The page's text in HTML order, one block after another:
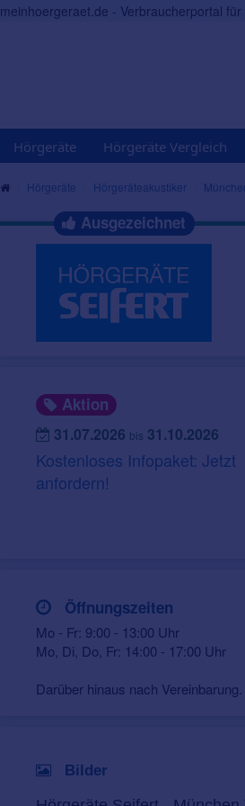
meinhoergeraet.de - Verbraucherportal
Hörgeräte Hörgeräte Vergleich
Hörgeräte Hörgeräteakustiker
Ausgezeichnet
Aktion
31.07.2026 bis 31.10.2026
Kostenloses Infopaket: Jetzt
anfordern!
Öffnungszeiten
Mo - Fr: 9:00 - 13:00 Uhr
Mo, Di, Do, Fr: 14:00 - 17:00 Uhr
Darüber hinaus nach Vereinbarung.
Bilder